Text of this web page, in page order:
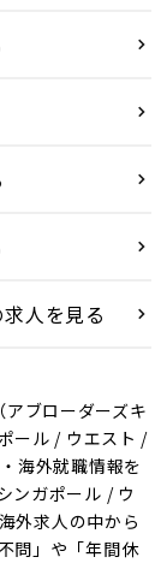
人を見る
ブローダーズキ
ール / ウエスト /
海外就職情報を
ンガポール / ウ
外求人の中から
問」や「年間休